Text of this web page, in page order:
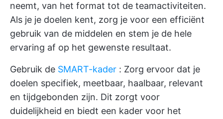
neemt, van het format tot de teamactiviteiten.
Als je je doelen kent, zorg je voor een efficiënt
gebruik van de middelen en stem je de hele
ervaring af op het gewenste resultaat.
Gebruik de SMART-kader : Zorg ervoor dat je
doelen specifiek, meetbaar, haalbaar, relevant
en tijdgebonden zijn. Dit zorgt voor
duidelijkheid en biedt een kader voor het